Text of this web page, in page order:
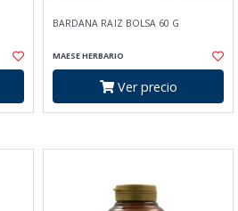
BARDANA RAIZ BOLSA 60 G
MAESE HERBARIO
Ver precio